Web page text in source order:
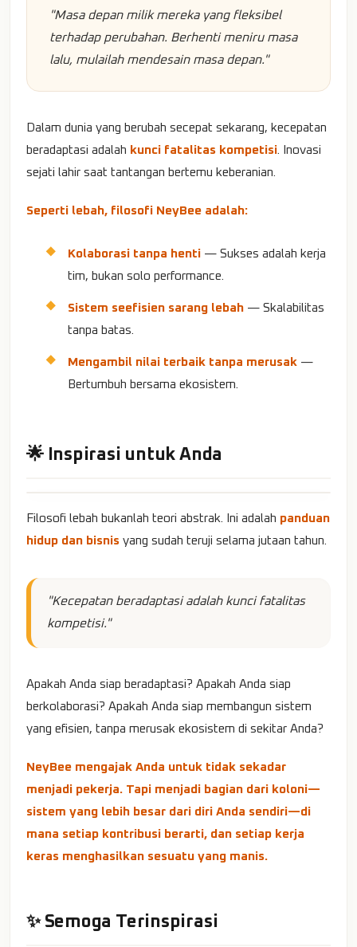
"Masa depan milik mereka yang fleksibel
terhadap perubahan. Berhenti meniru masa
lalu, mulailah mendesain masa depan."
Dalam dunia yang berubah secepat sekarang, kecepatan
beradaptasi adalah kunci fatalitas kompetisi . Inovasi
sejati lahir saat tantangan bertemu keberanian.
Seperti lebah, filosofi NeyBee adalah:
Kolaborasi tanpa henti — Sukses adalah kerja
tim, bukan solo performance.
Sistem seefisien sarang lebah — Skalabilitas
tanpa batas.
Mengambil nilai terbaik tanpa merusak —
Bertumbuh bersama ekosistem.
🌟 Inspirasi untuk Anda
Filosofi lebah bukanlah teori abstrak. Ini adalah panduan
hidup dan bisnis yang sudah teruji selama jutaan tahun.
"Kecepatan beradaptasi adalah kunci fatalitas
kompetisi."
Apakah Anda siap beradaptasi? Apakah Anda siap
berkolaborasi? Apakah Anda siap membangun sistem
yang efisien, tanpa merusak ekosistem di sekitar Anda?
NeyBee mengajak Anda untuk tidak sekadar
menjadi pekerja. Tapi menjadi bagian dari koloni—
sistem yang lebih besar dari diri Anda sendiri—di
mana setiap kontribusi berarti, dan setiap kerja
keras menghasilkan sesuatu yang manis.
✨ Semoga Terinspirasi